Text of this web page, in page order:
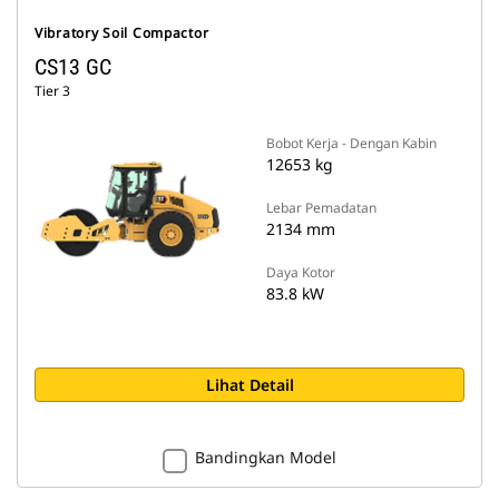
Vibratory Soil Compactor
CS13 GC
Tier 3
Bobot Kerja - Dengan Kabin
12653 kg
Lebar Pemadatan
2134 mm
Daya Kotor
83.8 kW
Lihat Detail
Bandingkan Model